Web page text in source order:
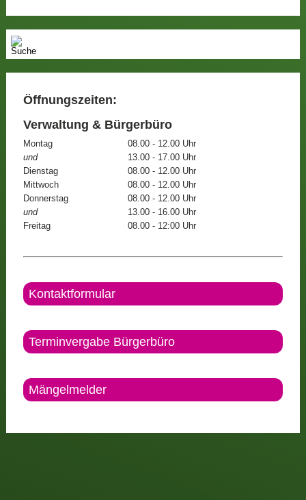
Öffnungszeiten:
Verwaltung & Bürgerbüro
Montag
08.00 - 12.00 Uhr
und
13.00 - 17.00 Uhr
Dienstag
08.00 - 12.00 Uhr
Mittwoch
08.00 - 12.00 Uhr
Donnerstag
08.00 - 12.00 Uhr
und
13.00 - 16.00 Uhr
Freitag
08.00 - 12:00 Uhr
Kontaktformular
Terminvergabe Bürgerbüro
Mängelmelder